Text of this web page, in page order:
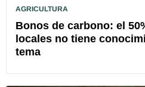
AGRICULTURA
Bonos de carbono: el
locales no tiene
tema